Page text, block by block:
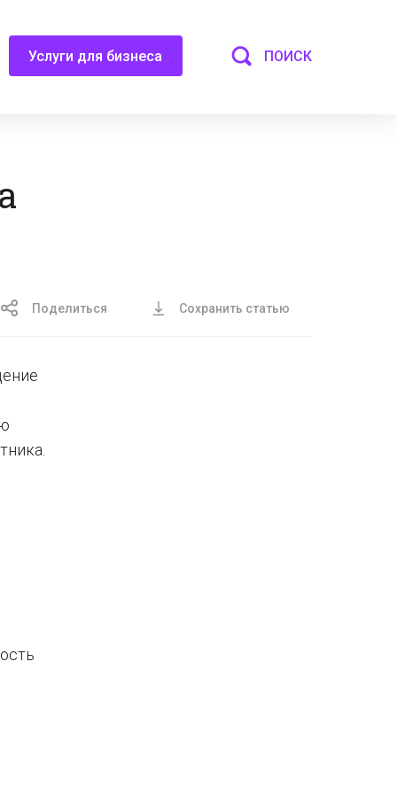
Услуги для бизнеса ПОИСК
Поделиться Сохранить статью